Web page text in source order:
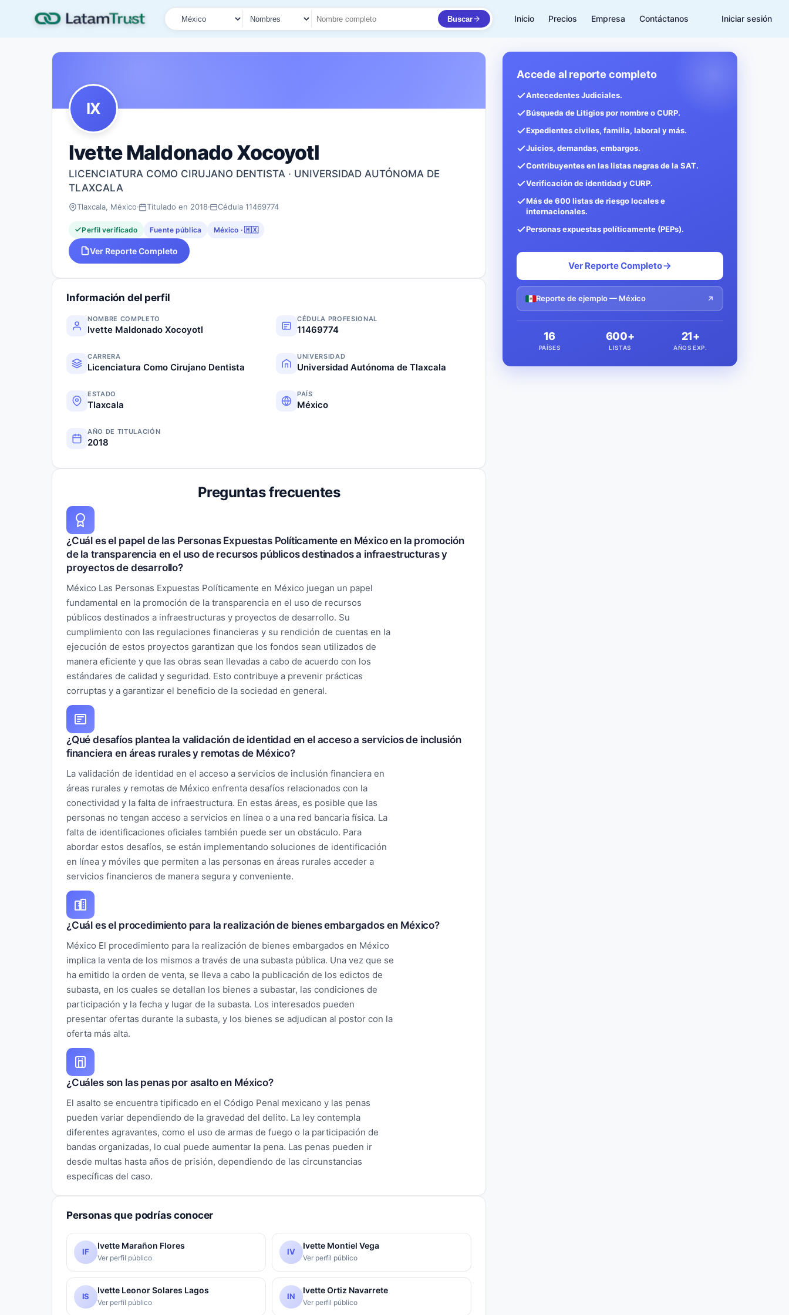
País
Tipo de búsqueda
Nombre o documento
Buscar Inicio Precios Empresa Contáctanos Iniciar sesión
IX
Ivette Maldonado Xocoyotl
LICENCIATURA COMO CIRUJANO DENTISTA · UNIVERSIDAD AUTÓNOMA DE
TLAXCALA
Tlaxcala, México Titulado en 2018 Cédula 11469774
Perfil verificado Fuente pública México · 🇲🇽
Ver Reporte Completo
Información del perfil
NOMBRE COMPLETO
Ivette Maldonado Xocoyotl
CÉDULA PROFESIONAL
11469774
CARRERA
Licenciatura Como Cirujano Dentista
UNIVERSIDAD
Universidad Autónoma de Tlaxcala
ESTADO
Tlaxcala
PAÍS
México
AÑO DE TITULACIÓN
2018
Preguntas frecuentes
¿Cuál es el papel de las Personas Expuestas Políticamente en México en la promoción
de la transparencia en el uso de recursos públicos destinados a infraestructuras y
proyectos de desarrollo?
México Las Personas Expuestas Políticamente en México juegan un papel
fundamental en la promoción de la transparencia en el uso de recursos
públicos destinados a infraestructuras y proyectos de desarrollo. Su
cumplimiento con las regulaciones financieras y su rendición de cuentas en la
ejecución de estos proyectos garantizan que los fondos sean utilizados de
manera eficiente y que las obras sean llevadas a cabo de acuerdo con los
estándares de calidad y seguridad. Esto contribuye a prevenir prácticas
corruptas y a garantizar el beneficio de la sociedad en general.
¿Qué desafíos plantea la validación de identidad en el acceso a servicios de inclusión
financiera en áreas rurales y remotas de México?
La validación de identidad en el acceso a servicios de inclusión financiera en
áreas rurales y remotas de México enfrenta desafíos relacionados con la
conectividad y la falta de infraestructura. En estas áreas, es posible que las
personas no tengan acceso a servicios en línea o a una red bancaria física. La
falta de identificaciones oficiales también puede ser un obstáculo. Para
abordar estos desafíos, se están implementando soluciones de identificación
en línea y móviles que permiten a las personas en áreas rurales acceder a
servicios financieros de manera segura y conveniente.
¿Cuál es el procedimiento para la realización de bienes embargados en México?
México El procedimiento para la realización de bienes embargados en México
implica la venta de los mismos a través de una subasta pública. Una vez que se
ha emitido la orden de venta, se lleva a cabo la publicación de los edictos de
subasta, en los cuales se detallan los bienes a subastar, las condiciones de
participación y la fecha y lugar de la subasta. Los interesados pueden
presentar ofertas durante la subasta, y los bienes se adjudican al postor con la
oferta más alta.
¿Cuáles son las penas por asalto en México?
El asalto se encuentra tipificado en el Código Penal mexicano y las penas
pueden variar dependiendo de la gravedad del delito. La ley contempla
diferentes agravantes, como el uso de armas de fuego o la participación de
bandas organizadas, lo cual puede aumentar la pena. Las penas pueden ir
desde multas hasta años de prisión, dependiendo de las circunstancias
específicas del caso.
Personas que podrías conocer
IF
Ivette Marañon Flores
Ver perfil público
IV
Ivette Montiel Vega
Ver perfil público
IS
Ivette Leonor Solares Lagos
Ver perfil público
IN
Ivette Ortiz Navarrete
Ver perfil público
Accede al reporte completo
Antecedentes Judiciales.
Búsqueda de Litigios por nombre o CURP.
Expedientes civiles, familia, laboral y más.
Juicios, demandas, embargos.
Contribuyentes en las listas negras de la SAT.
Verificación de identidad y CURP.
Más de 600 listas de riesgo locales e
internacionales.
Personas expuestas políticamente (PEPs).
Ver Reporte Completo
Reporte de ejemplo — México
16
PAÍSES
600+
LISTAS
21+
AÑOS EXP.